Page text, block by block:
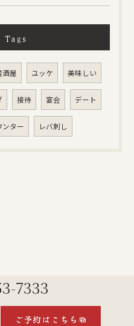
Tags
酒屋 ユッケ 美味しい
接待 宴会 デート
ンター レバ刺し
7333
ご予約はこちら